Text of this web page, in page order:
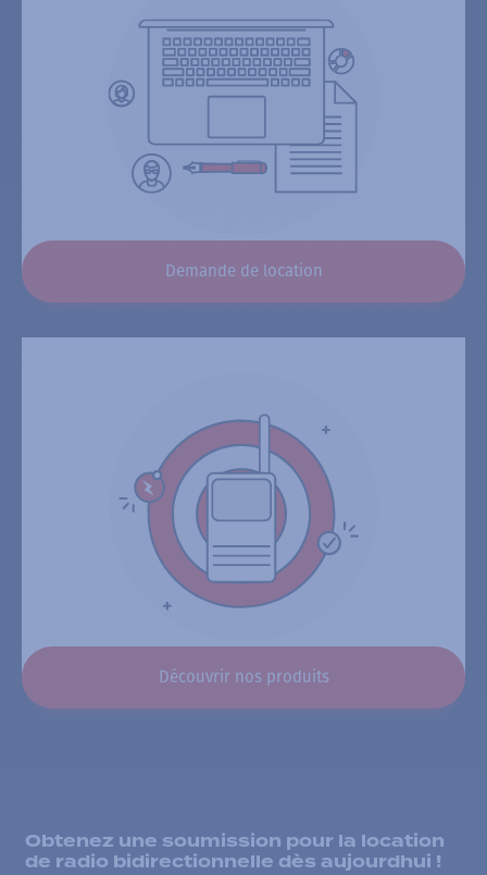
Demande de location
Découvrir nos produits
Obtenez une soumission pour la location
de radio bidirectionnelle dès aujourdhui !